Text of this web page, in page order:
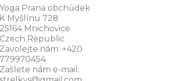
Yoga Prana obchůdek
K Myšlínu 728
25164 Mnichovice
Czech Republic
Zavolejte nám: +420
779970454
Zašlete nám e-mail: